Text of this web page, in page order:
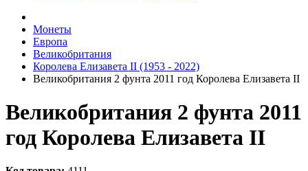
Монеты
Европа
Великобритания
Королева Елизавета II (1953 - 2022)
Великобритания 2 фунта 2011 год Королева Елизавета II
Великобритания 2 фунта 2011
год Королева Елизавета II